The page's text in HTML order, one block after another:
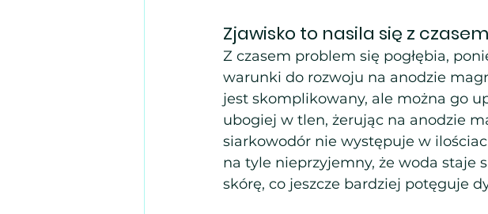
Zjawisko to nasila się z czasem
Z czasem problem się pogłębia,
warunki do rozwoju na anodzie
jest skomplikowany, ale można go
ubogiej w tlen, żerując na anodzie
siarkowodór nie występuje w
na tyle nieprzyjemny, że woda staje
skórę, co jeszcze bardziej potęguje